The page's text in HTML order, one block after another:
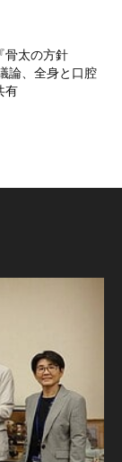
骨太の方針
論、全身と口腔
有